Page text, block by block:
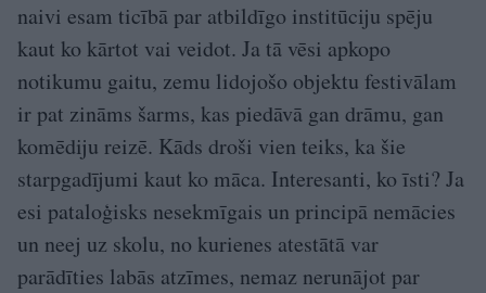
naivi esam ticībā par atbildīgo institūciju spēju
kaut ko kārtot vai veidot. Ja tā vēsi apkopo
notikumu gaitu, zemu lidojošo objektu festivālam
ir pat zināms šarms, kas piedāvā gan drāmu, gan
komēdiju reizē. Kāds droši vien teiks, ka šie
starpgadījumi kaut ko māca. Interesanti, ko īsti? Ja
esi pataloģisks nesekmīgais un principā nemācies
un neej uz skolu, no kurienes atestātā var
parādīties labās atzīmes, nemaz nerunājot par